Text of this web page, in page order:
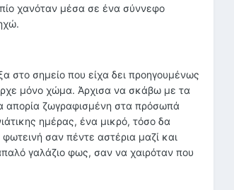
χανόταν μέσα σε ένα σύννεφο
στο σημείο που είχα δει προηγουμένως
μόνο χώμα. Άρχισα να σκάβω με τα
απορία ζωγραφισμένη στα πρόσωπά
ημέρας, ένα μικρό, τόσο δα
σαν πέντε αστέρια μαζί και
γαλάζιο φως, σαν να χαιρόταν που